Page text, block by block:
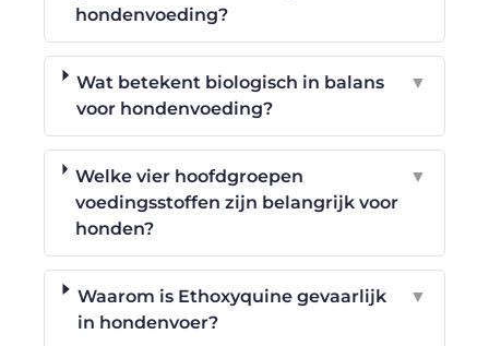
hondenvoeding?
Wat betekent biologisch in balans
voor hondenvoeding?
▼
Welke vier hoofdgroepen
voedingsstoffen zijn belangrijk voor
honden?
▼
Waarom is Ethoxyquine gevaarlijk
in hondenvoer?
▼